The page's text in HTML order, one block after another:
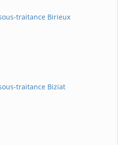
traitance Birieux
traitance Biziat